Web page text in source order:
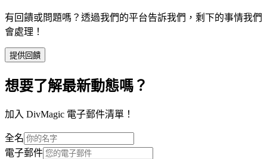
有回饋或問題嗎？透過我們的平台告訴我們，剩下的事情我們
會處理！
提供回饋
想要了解最新動態嗎？
加入 DivMagic 電子郵件清單！
全名
電子郵件